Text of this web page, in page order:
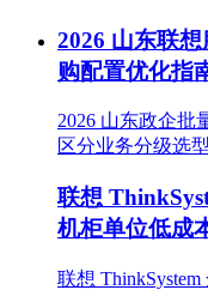
2026 山东联
购配置优化指
2026 山东政企批
区分业务分级选
联想
机柜单位低成
联想